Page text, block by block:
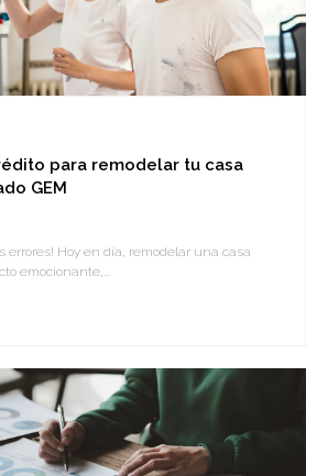
para remodelar tu casa
GEM
errores! Hoy en día, remodelar una casa
emocionante,...